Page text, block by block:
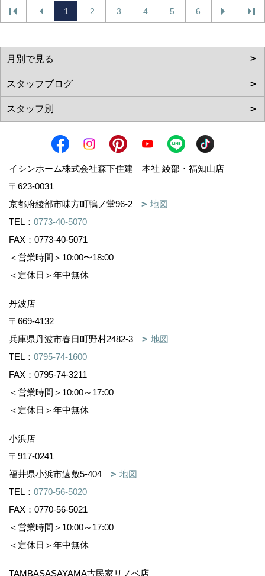
1 2 3 4 5 6
イシンホーム株式会社森下住建 本社 綾部・福知山店
〒623-0031
京都府綾部市味方町鴨ノ堂96-2
地図
TEL： 0773-40-5070
FAX：0773-40-5071
＜営業時間＞10:00〜18:00
＜定休日＞年中無休
丹波店
〒669-4132
兵庫県丹波市春日町野村2482-3
地図
TEL： 0795-74-1600
FAX：0795-74-3211
＜営業時間＞10:00～17:00
＜定休日＞年中無休
小浜店
〒917-0241
福井県小浜市遠敷5-404
地図
TEL： 0770-56-5020
FAX：0770-56-5021
＜営業時間＞10:00～17:00
＜定休日＞年中無休
TAMBASASAYAMA古民家リノベ店